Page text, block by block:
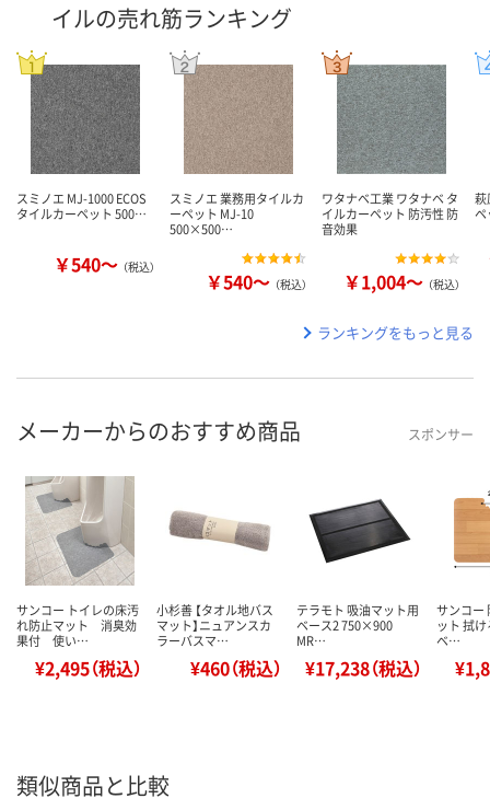
イルの売れ筋ランキング
スミノエ MJ-1000 ECOS
タイルカーペット 500…
￥540～ （税込）
スミノエ 業務用タイルカ
ーペット MJ-10
500×500…
￥540～ （税込）
ワタナベ工業 ワタナベ タ
イルカーペット 防汚性 防
音効果
￥1,004～ （税込）
萩
ペ
ランキングをもっと見る
メーカーからのおすすめ商品 スポンサー
サンコー トイレの床汚
れ防止マット 消臭効
果付 使い…
¥2,495（税込）
小杉善 【タオル地バス
マット】ニュアンスカ
ラーバスマ…
¥460（税込）
テラモト 吸油マット用
ベース2 750×900
MR…
¥17,238（税込）
サンコー
ット 拭
ベ…
類似商品と比較